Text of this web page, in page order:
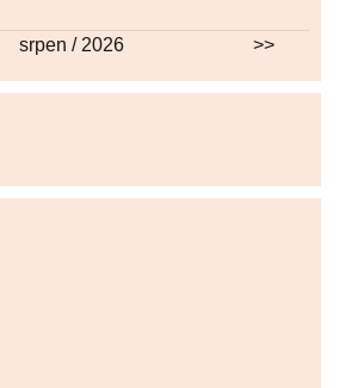
srpen / 2026 >>